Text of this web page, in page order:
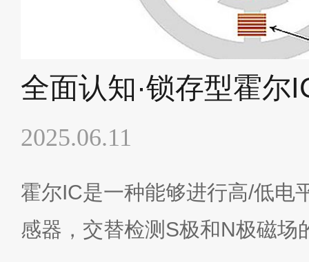
全面认知·锁存型霍尔
2025.06.11
霍尔IC是一种能够进行高/低电
感器，交替检测S极和N极磁场